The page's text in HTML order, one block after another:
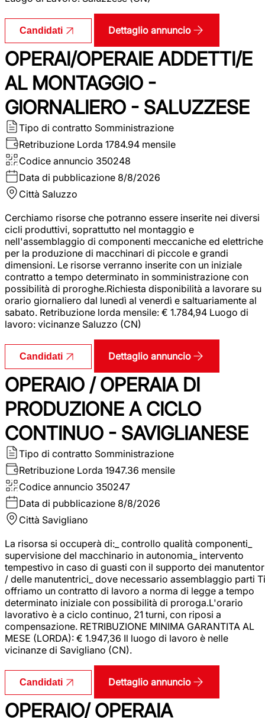
Candidati Dettaglio annuncio
OPERAI/OPERAIE ADDETTI/E
AL MONTAGGIO -
GIORNALIERO - SALUZZESE
Tipo di contratto Somministrazione
Retribuzione Lorda 1784.94 mensile
Codice annuncio 350248
Data di pubblicazione 8/8/2026
Città Saluzzo
Cerchiamo risorse che potranno essere inserite nei diversi
cicli produttivi, soprattutto nel montaggio e
nell'assemblaggio di componenti meccaniche ed elettriche
per la produzione di macchinari di piccole e grandi
dimensioni. Le risorse verranno inserite con un iniziale
contratto a tempo determinato in somministrazione con
possibilità di proroghe.Richiesta disponibilità a lavorare su
orario giornaliero dal lunedì al venerdì e saltuariamente al
sabato. Retribuzione lorda mensile: € 1.784,94 Luogo di
lavoro: vicinanze Saluzzo (CN)
Candidati Dettaglio annuncio
OPERAIO / OPERAIA DI
PRODUZIONE A CICLO
CONTINUO - SAVIGLIANESE
Tipo di contratto Somministrazione
Retribuzione Lorda 1947.36 mensile
Codice annuncio 350247
Data di pubblicazione 8/8/2026
Città Savigliano
La risorsa si occuperà di:_ controllo qualità componenti_
supervisione del macchinario in autonomia_ intervento
tempestivo in caso di guasti con il supporto dei
/ delle manutentrici_ dove necessario assemblaggio parti Ti
offriamo un contratto di lavoro a norma di legge a tempo
determinato iniziale con possibilità di proroga.L'orario
lavorativo è a ciclo continuo, 21 turni, con riposi a
compensazione. RETRIBUZIONE MINIMA GARANTITA AL
MESE (LORDA): € 1.947,36 Il luogo di lavoro è nelle
vicinanze di Savigliano (CN).
Candidati Dettaglio annuncio
OPERAIO/ OPERAIA